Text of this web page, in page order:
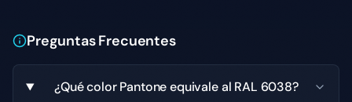
Preguntas Frecuentes
¿Qué color Pantone equivale al RAL 6038?